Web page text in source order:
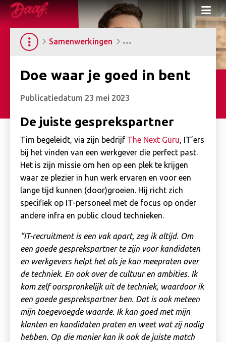
Samenwerkingen
Doe waar je goed in bent
Publicatiedatum 23 mei 2023
De juiste gesprekspartner
Tim begeleidt, via zijn bedrijf The Next Guru , IT’ers
bij het vinden van een werkgever die perfect past.
Het is zijn missie om hen op een plek te krijgen
waar ze plezier in hun werk ervaren en voor een
lange tijd kunnen (door)groeien. Hij richt zich
specifiek op IT-personeel met de focus op onder
andere infra en public cloud technieken.
“IT-recruitment is een vak apart, zeg ik altijd. Om
een goede gesprekspartner te zijn voor kandidaten
en werkgevers helpt het als je kan meepraten over
de techniek. En ook over de cultuur en ambities. Ik
kom zelf oorspronkelijk uit de techniek, waardoor ik
een goede gesprekspartner ben. Dat is ook meteen
mijn toegevoegde waarde. Ik kan goed met mijn
klanten en kandidaten praten en weet wat zij nodig
hebben. Op die manier kan ik ook de juiste match